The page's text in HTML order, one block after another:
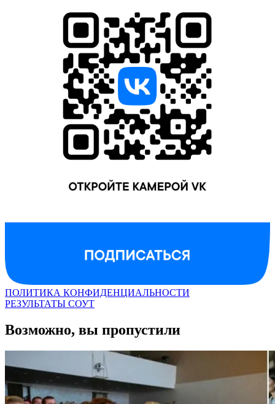
ПОЛИТИКА КОНФИДЕНЦИАЛЬНОСТИ
РЕЗУЛЬТАТЫ СОУТ
Возможно, вы пропустили